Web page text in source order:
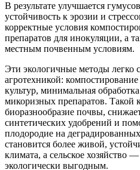
В результате улучшается
устойчивость к эрозии и
корректные условия
препаратов для инокуляции, а
местным почвенным условиям.
Эти экологичные методы легко
агротехникой:
культур, минимальная
микоризных препаратов. Такой
биоразнообразие почвы,
синтетических удобрений и
плодородие на
становится более живой,
климата, а сельское хозяйство
экологически выгодным.